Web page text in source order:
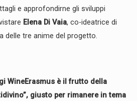
e approfondirne gli sviluppi
Elena Di Vaia, co-ideatrice di
delle tre anime del progetto.
WineErasmus è il frutto della
giusto per rimanere in tema